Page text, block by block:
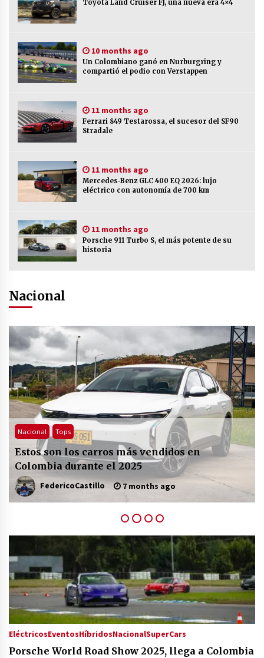
Porsche 911 GTS T-Hybrid, un 911 híbrido que
Ferrari Amalfi, la nueva Dolce Vita V8
Toyota Land Cruiser FJ, una nueva era 4×4
10 months ago
Un Colombiano ganó en Nurburgring y
compartió el podio con Verstappen
11 months ago
Ferrari 849 Testarossa, el sucesor del SF90
Stradale
11 months ago
Mercedes-Benz GLC 400 EQ 2026: lujo
eléctrico con autonomía de 700 km
11 months ago
Porsche 911 Turbo S, el más potente de su
historia
Nacional
Lanzamientos Nacional
Llega nuevamente al país el Volkswagen
Amarok V6
FedericoCastillo 8 months ago
EléctricosEventosHíbridosNacionalSuperCars
Porsche World Road Show 2025, llega a Colombia